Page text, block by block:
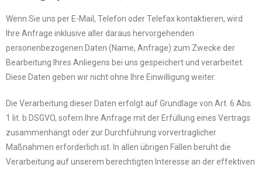
Wenn Sie uns per E-Mail, Telefon oder Telefax kontaktieren, wird
Ihre Anfrage inklusive aller daraus hervorgehenden
personenbezogenen Daten (Name, Anfrage) zum Zwecke der
Bearbeitung Ihres Anliegens bei uns gespeichert und verarbeitet.
Diese Daten geben wir nicht ohne Ihre Einwilligung weiter.
Die Verarbeitung dieser Daten erfolgt auf Grundlage von Art. 6 Abs.
1 lit. b DSGVO, sofern Ihre Anfrage mit der Erfüllung eines Vertrags
zusammenhängt oder zur Durchführung vorvertraglicher
Maßnahmen erforderlich ist. In allen übrigen Fällen beruht die
Verarbeitung auf unserem berechtigten Interesse an der effektiven